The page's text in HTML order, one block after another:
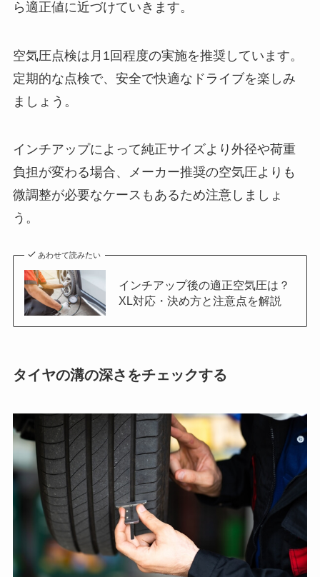
ら適正値に近づけていきます。
空気圧点検は月1回程度の実施を推奨しています。
定期的な点検で、安全で快適なドライブを楽しみ
ましょう。
インチアップによって純正サイズより外径や荷重
負担が変わる場合、メーカー推奨の空気圧よりも
微調整が必要なケースもあるため注意しましょ
う。
あわせて読みたい
インチアップ後の適正空気圧は？
XL対応・決め方と注意点を解説
タイヤの溝の深さをチェックする